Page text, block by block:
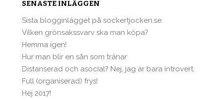
SENASTE INLÄGGEN
Sista blogginlägget på sockertjocken.se
Vilken grönsakssvarv ska man köpa?
Hemma igen!
Hur man blir en sån som tränar
Distanserad och asocial? Nej, jag är bara introvert.
Full (organiserad) frys!
Hej 2017!